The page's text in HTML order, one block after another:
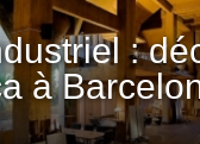
:
à